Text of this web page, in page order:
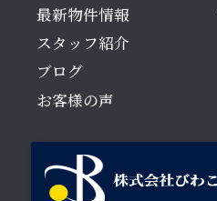
最新物件情報
スタッフ紹介
ブログ
お客様の声